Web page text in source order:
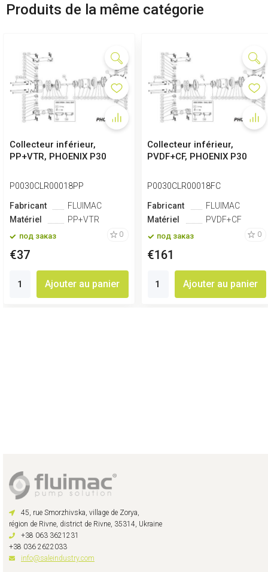
Produits de la même catégorie
Collecteur inférieur,
PP+VTR, PHOENIX P30
P0030CLR00018PP
Fabricant
FLUIMAC
Matériel
PP+VTR
под заказ 0
€37
Ajouter au panier
Collecteur inférieur,
PVDF+CF, PHOENIX P30
P0030CLR00018FC
Fabricant
FLUIMAC
Matériel
PVDF+CF
под заказ 0
€161
Ajouter au panier
45, rue Smorzhivska, village de Zorya,
région de Rivne, district de Rivne, 35314, Ukraine
+38 063 3621231
+38 036 2622033
info@saleindustry.com